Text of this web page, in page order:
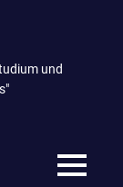
und
MENÜ